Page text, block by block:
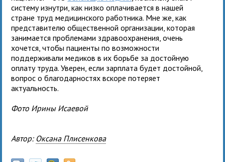
систему изнутри, как низко оплачивается в нашей
стране труд медицинского работника. Мне же, как
представителю общественной организации, которая
занимается проблемами здравоохранения, очень
хочется, чтобы пациенты по возможности
поддерживали медиков в их борьбе за достойную
оплату труда. Уверен, если зарплата будет достойной,
вопрос о благодарностях вскоре потеряет
актуальность.
Фото Ирины Исаевой
Автор: Оксана Плисенкова